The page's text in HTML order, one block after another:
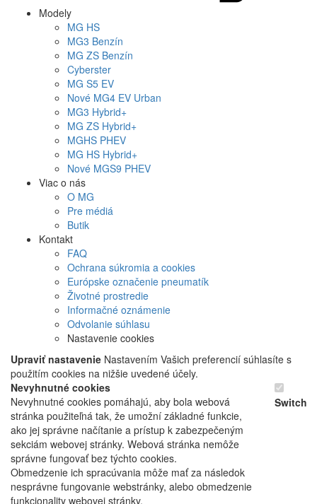
Modely
MG HS
MG3 Benzín
MG ZS Benzín
Cyberster
MG S5 EV
Nové MG4 EV Urban
MG3 Hybrid+
MG ZS Hybrid+
MGHS PHEV
MG HS Hybrid+
Nové MGS9 PHEV
Viac o nás
O MG
Pre médiá
Butik
Kontakt
FAQ
Ochrana súkromia a cookies
Európske označenie pneumatík
Životné prostredie
Informačné oznámenie
Odvolanie súhlasu
Nastavenie cookies
Upraviť nastavenie Nastavením Vašich preferencií súhlasíte s
použitím cookies na nižšie uvedené účely.
Nevyhnutné cookies
Nevyhnutné cookies pomáhajú, aby bola webová
stránka použiteľná tak, že umožní základné funkcie,
ako jej správne načítanie a prístup k zabezpečeným
sekciám webovej stránky. Webová stránka nemôže
správne fungovať bez týchto cookies.
Obmedzenie ich spracúvania môže mať za následok
nesprávne fungovanie webstránky, alebo obmedzenie
funkcionality webovej stránky.
Switch